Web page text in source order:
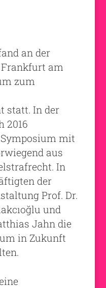
an der
am
zum
statt. In der
2016
mit
aus
In
der
Prof. Dr.
und
Jahn die
in Zukunft